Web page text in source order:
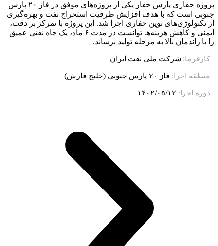
پروژه حفاری پارس حفار یکی از پروژه‌های موفق در فاز ۲۰ پارس
جنوبی است که با هدف افزایش ظرفیت استخراج نفت و بهره‌گیری
از تکنولوژی‌های نوین حفاری اجرا شد. این پروژه با تمرکز بر دقت،
ایمنی و کاهش هزینه‌ها توانست در مدت ۶ ماه، یک چاه نفتی عمیق
را با راندمان بالا به مرحله تولید برساند.
کارفرما: شرکت ملی نفت ایران
منطقه اجرا: فاز ۲۰ پارس جنوبی (خلیج فارس)
دوره اجرا: